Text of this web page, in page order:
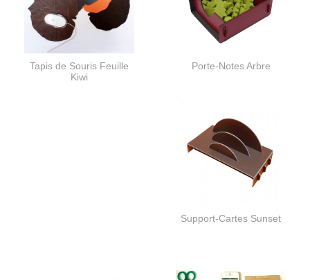
Tapis de Souris Feuille
Kiwi
Porte-Notes Arbre
Support-Cartes Sunset